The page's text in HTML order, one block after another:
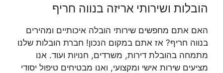
הובלות ושירותי אריזה בנווה חריף
האם אתם מחפשים שירותי הובלה איכותיים ומהירים
בנווה חריף? אז אתם במקום הנכון! חברת הובלות שלנו
מתמחה בהובלת דירות, משרדים, חנויות ועוד. אנו
מציעים שירות אישי ומקצועי, ואנו מבטיחים טיפול יסודי